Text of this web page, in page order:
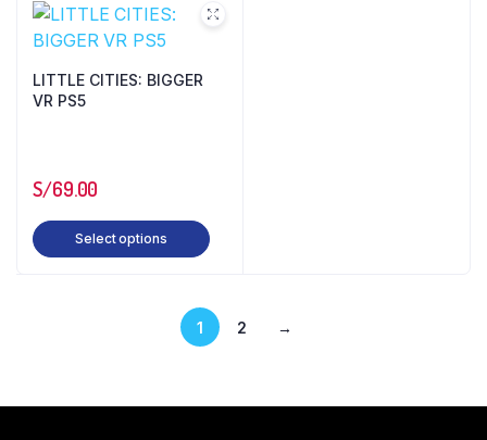
LITTLE CITIES: BIGGER
VR PS5
S/69.00
Select options
1 2 →